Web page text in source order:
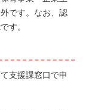
です。なお、認
す。
支援課窓口で申